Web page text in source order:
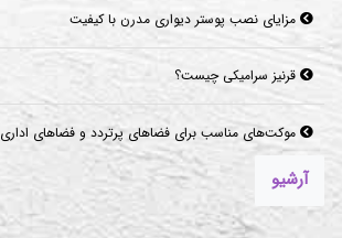
مزایای نصب پوستر دیواری مدرن با کیفیت
قرنیز سرامیکی چیست؟
موکت‌های مناسب برای فضاهای پرتردد و فضاهای اداری
آرشیو